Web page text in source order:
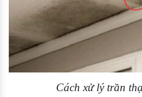
Cách xử lý trần